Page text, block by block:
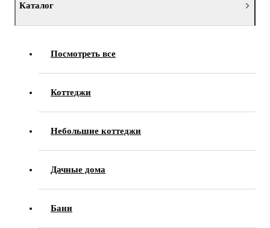
Каталог
Посмотреть все
Коттеджи
Небольшие коттеджи
Дачные дома
Бани